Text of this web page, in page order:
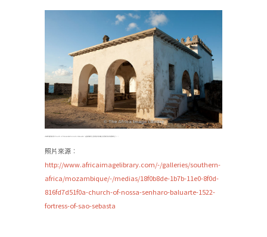
1522年建成的Church of Nossa Senhora do Baluarte，是莫桑比克現存的最古老歐洲式建築之一。
照片來源︰
http://www.africaimagelibrary.com/-/galleries/southern-
africa/mozambique/-/medias/18f0b8de-1b7b-11e0-8f0d-
816fd7d51f0a-church-of-nossa-senharo-baluarte-1522-
fortress-of-sao-sebasta